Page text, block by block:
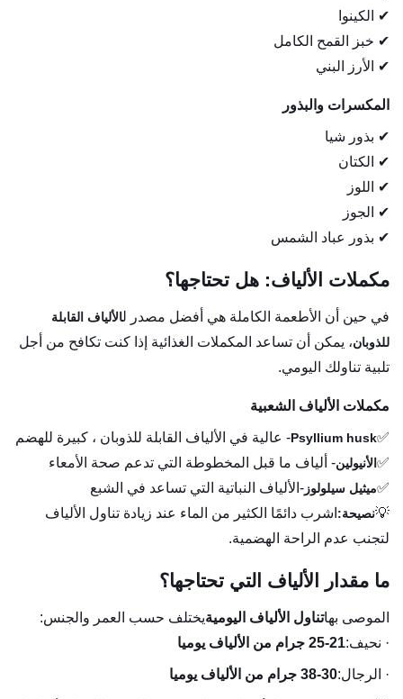
✔ الكينوا
✔ خبز القمح الكامل
✔ الأرز البني
المكسرات والبذور
✔ بذور شيا
✔ الكتان
✔ اللوز
✔ الجوز
✔ بذور عباد الشمس
مكملات الألياف: هل تحتاجها؟
في حين أن الأطعمة الكاملة هي أفضل مصدر لالألياف القابلة
للذوبان، يمكن أن تساعد المكملات الغذائية إذا كنت تكافح من أجل
تلبية تناولك اليومي.
مكملات الألياف الشعبية
✅
Psyllium husk- عالية في الألياف القابلة للذوبان ، كبيرة للهضم
✅ الأنيولين- ألياف ما قبل المخطوطة التي تدعم صحة الأمعاء
✅ميثيل سيلولوز -الألياف النباتية التي تساعد في الشبع
💡نصيحة: اشرب دائمًا الكثير من الماء عند زيادة تناول الألياف
لتجنب عدم الراحة الهضمية.
ما مقدار الألياف التي تحتاجها؟
الموصى بهاتناول الألياف اليوميةيختلف حسب العمر والجنس:
· نحيف:21-25 جرام من الألياف يوميا
· الرجال:30-38 جرام من الألياف يوميا